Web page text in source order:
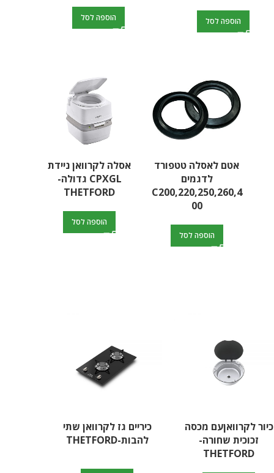
הוספה לסל הוספה לסל
למשאבת
לקראוון /יאכטה
בוסטר הנעה 1000A
הוספה לסל
כיור לקרוואןעם מכסה
זכוכית שחורה-
THETFORD
כיריים גז לקרוואן שתי
להבות-THETFORD